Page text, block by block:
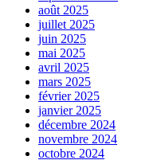
août 2025
juillet 2025
juin 2025
mai 2025
avril 2025
mars 2025
février 2025
janvier 2025
décembre 2024
novembre 2024
octobre 2024